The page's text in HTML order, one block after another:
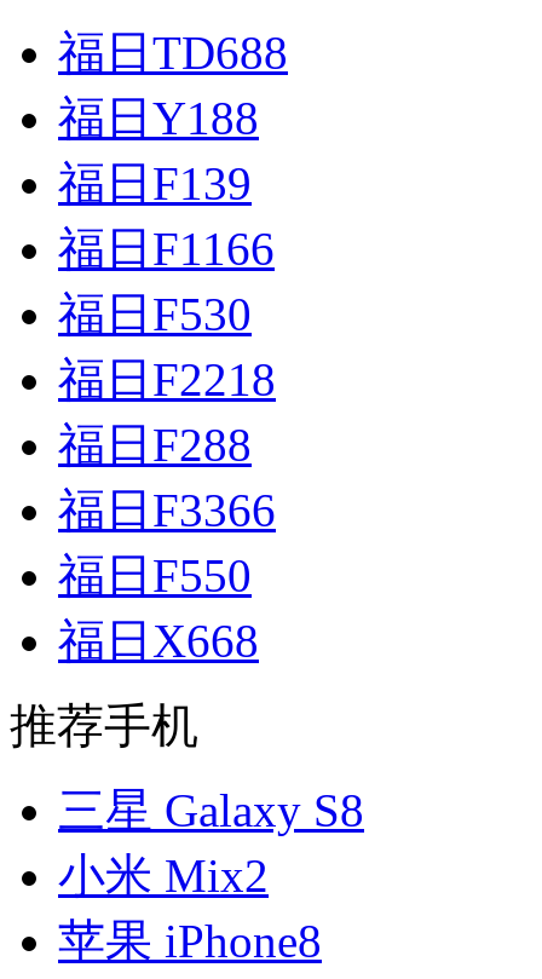
福日TD688
福日Y188
福日F139
福日F1166
福日F530
福日F2218
福日F288
福日F3366
福日F550
福日X668
推荐手机
三星 Galaxy S8
小米 Mix2
苹果 iPhone8